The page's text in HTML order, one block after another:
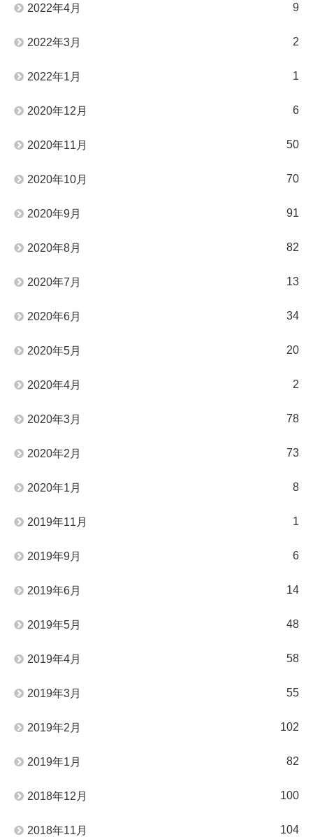
2022年4月 9
2022年3月 2
2022年1月 1
2020年12月 6
2020年11月 50
2020年10月 70
2020年9月 91
2020年8月 82
2020年7月 13
2020年6月 34
2020年5月 20
2020年4月 2
2020年3月 78
2020年2月 73
2020年1月 8
2019年11月 1
2019年9月 6
2019年6月 14
2019年5月 48
2019年4月 58
2019年3月 55
2019年2月 102
2019年1月 82
2018年12月 100
2018年11月 104